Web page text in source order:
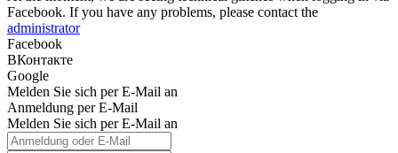
Facebook. If you have any problems, please contact the
administrator
Facebook
ВКонтакте
Google
Melden Sie sich per E-Mail an
Anmeldung per E-Mail
Melden Sie sich per E-Mail an